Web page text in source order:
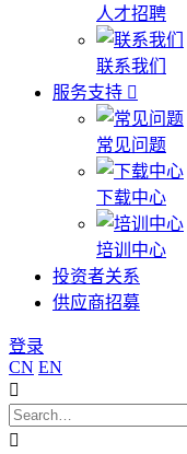
人才招聘
联系我们
服务支持
常见问题
下载中心
培训中心
投资者关系
供应商招募
登录
CN EN